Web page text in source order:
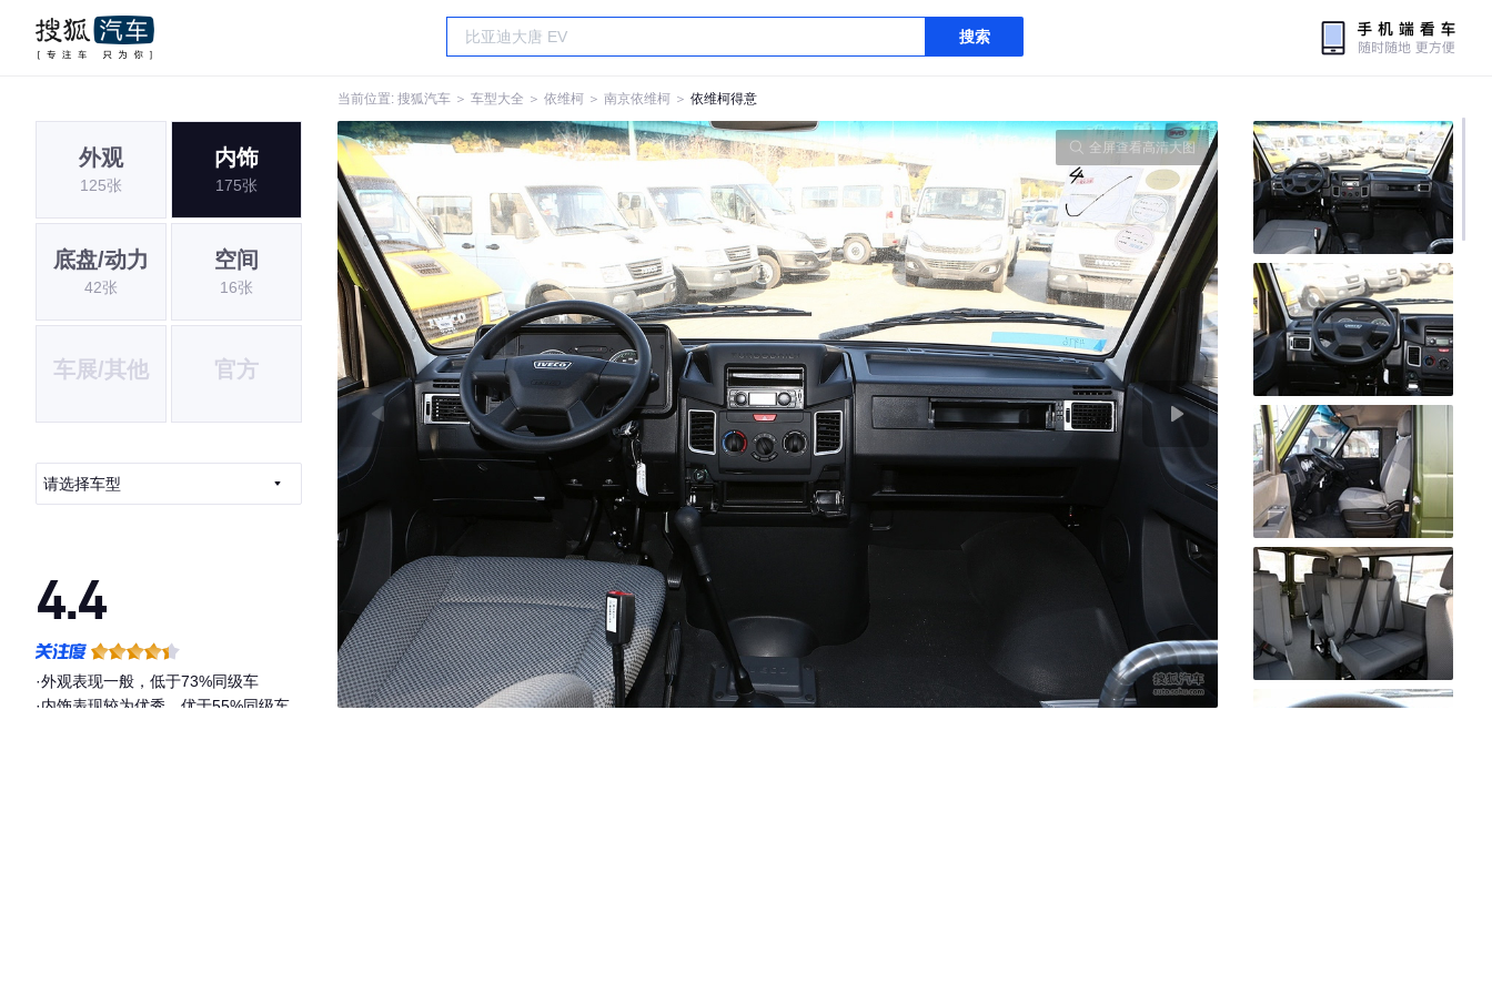
搜索
当前位置: 搜狐汽车 ＞ 车型大全 ＞ 依维柯 ＞ 南京依维柯 ＞ 依维柯得意
外观
125张
内饰
175张
底盘/动力
42张
空间
16张
车展/其他 官方
请选择车型
4.4
·外观表现一般，低于73%同级车
·内饰表现较为优秀，优于55%同级车
全屏查看高清大图